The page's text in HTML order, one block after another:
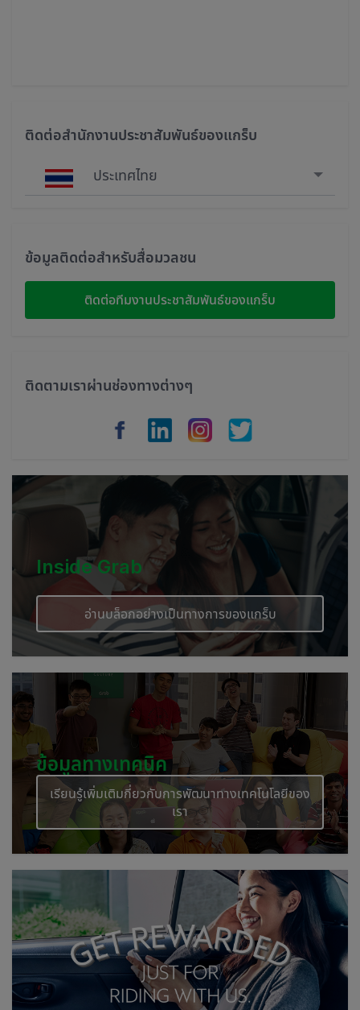
ติดต่อสำนักงานประชาสัมพันธ์ของแกร็บ
ประเทศไทย
Malaysia
Indonesia
Cambodia
ข้อมูลติดต่อสำหรับสื่อมวลชน
ติดต่อทีมงานประชาสัมพันธ์ของแกร็บ
ติดตามเราผ่านช่องทางต่างๆ
Inside Grab
อ่านบล็อกอย่างเป็นทางการของแกร็บ
ข้อมูลทางเทคนิค
เรียนรู้เพิ่มเติมกี่ยวกับการพัฒนาทางเทคโนโลยีของ
เรา